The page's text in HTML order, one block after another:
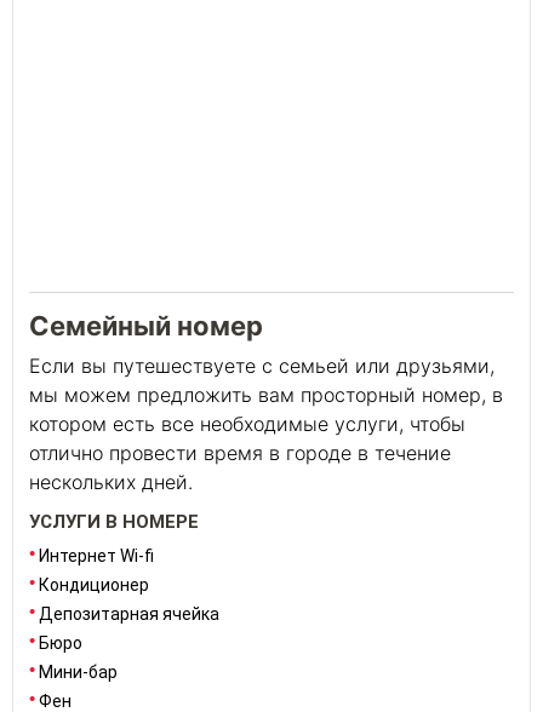
Семейный номер
Если вы путешествуете с семьей или друзьями,
мы можем предложить вам просторный номер, в
котором есть все необходимые услуги, чтобы
отлично провести время в городе в течение
нескольких дней.
УСЛУГИ В НОМЕРЕ
Интернет Wi-fi
Кондиционер
Депозитарная ячейка
Бюро
Мини-бар
Фен